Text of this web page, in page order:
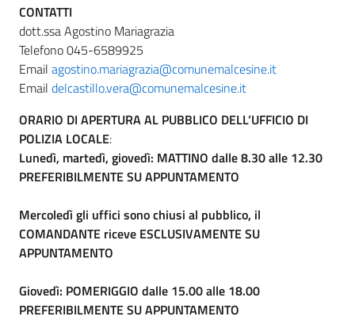
CONTATTI
dott.ssa Agostino Mariagrazia
Telefono 045-6589925
Email agostino.mariagrazia@comunemalcesine.it
Email delcastillo.vera@comunemalcesine.it
ORARIO DI APERTURA AL PUBBLICO DELL’UFFICIO DI
POLIZIA LOCALE:
Lunedì, martedì, giovedì: MATTINO dalle 8.30 alle 12.30
PREFERIBILMENTE SU APPUNTAMENTO
Mercoledì gli uffici sono chiusi al pubblico, il
COMANDANTE riceve ESCLUSIVAMENTE SU
APPUNTAMENTO
Giovedì: POMERIGGIO dalle 15.00 alle 18.00
PREFERIBILMENTE SU APPUNTAMENTO